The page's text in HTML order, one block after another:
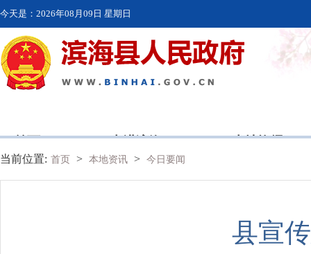
今天是： 2026年08月09日 星期日
首页 走进滨海 本地资讯
当前位置: 首页 > 本地资讯 > 今日要闻
县宣